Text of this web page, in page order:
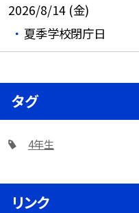
2026/8/14 (金)
夏季学校閉庁日
タグ
4年生
リンク